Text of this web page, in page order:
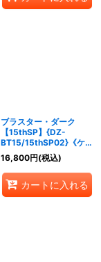
ブラスター・ダーク
【15thSP】{DZ-
BT15/15thSP02}《ケテ
ルサンクチュアリ》
16,800円(税込)
カートに入れる